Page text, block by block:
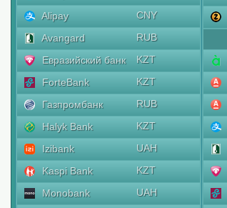
Alipay
CNY
Avangard
RUB
Евразийский банк
KZT
ForteBank
KZT
Газпромбанк
RUB
Halyk Bank
KZT
Izibank
UAH
Kaspi Bank
KZT
Monobank
UAH